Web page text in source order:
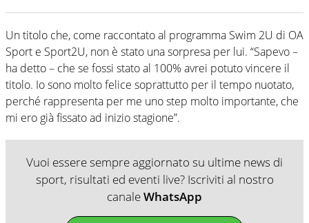
Un titolo che, come raccontato al programma Swim 2U di OA
Sport e Sport2U, non è stato una sorpresa per lui. “Sapevo –
ha detto – che se fossi stato al 100% avrei potuto vincere il
titolo. Io sono molto felice soprattutto per il tempo nuotato,
perché rappresenta per me uno step molto importante, che
mi ero già fissato ad inizio stagione”.
Vuoi essere sempre aggiornato su ultime news di
sport, risultati ed eventi live? Iscriviti al nostro
canaleWhatsApp